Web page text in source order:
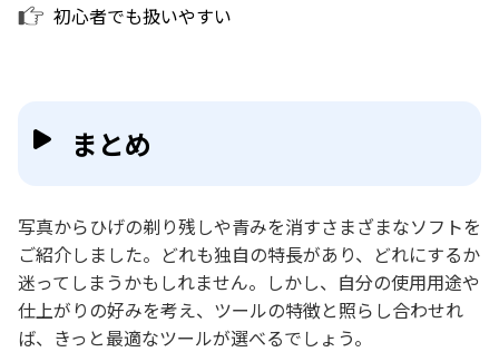
初心者でも扱いやすい
まとめ
写真からひげの剃り残しや青みを消すさまざまなソフトを
ご紹介しました。どれも独自の特長があり、どれにするか
迷ってしまうかもしれません。しかし、自分の使用用途や
仕上がりの好みを考え、ツールの特徴と照らし合わせれ
ば、きっと最適なツールが選べるでしょう。